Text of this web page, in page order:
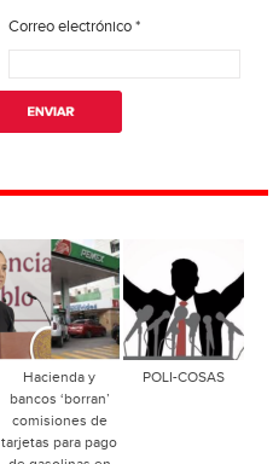
Correo electrónico*
Hacienda y
bancos ‘borran’
comisiones de
tarjetas para pago
POLI-COSAS